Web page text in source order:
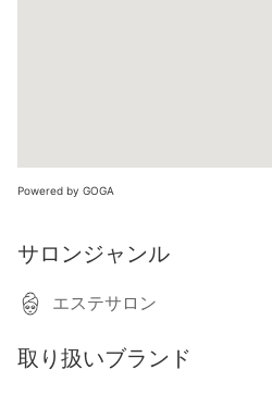
Powered by GOGA
サロンジャンル
エステサロン
取り扱いブランド